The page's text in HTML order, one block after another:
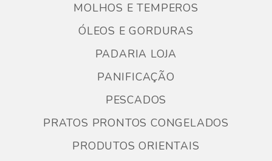
MOLHOS E TEMPEROS
ÓLEOS E GORDURAS
PADARIA LOJA
PANIFICAÇÃO
PESCADOS
PRATOS PRONTOS CONGELADOS
PRODUTOS ORIENTAIS